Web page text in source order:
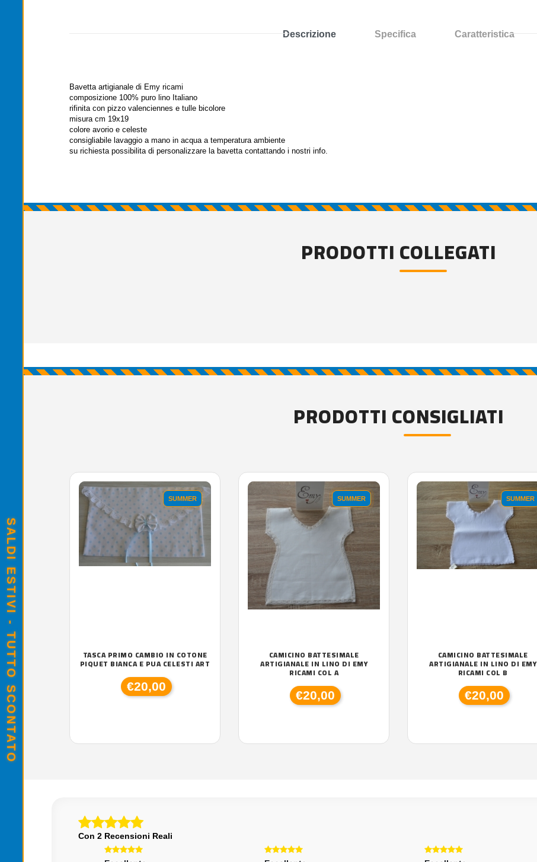
Descrizione Specifica Caratteristica
Bavetta artigianale di Emy ricami
composizione 100% puro lino Italiano
rifinita con pizzo valenciennes e tulle bicolore
misura cm 19x19
colore avorio e celeste
consigliabile lavaggio a mano in acqua a temperatura ambiente
su richiesta possibilita di personalizzare la bavetta contattando i nostri info.
PRODOTTI COLLEGATI
PRODOTTI CONSIGLIATI
SUMMER
TASCA PRIMO CAMBIO IN COTONE
PIQUET BIANCA E PUA CELESTI ART
€20,00
SUMMER
CAMICINO BATTESIMALE
ARTIGIANALE IN LINO DI EMY
RICAMI COL A
€20,00
SUMMER
CAMICINO BATTESIMALE
ARTIGIANALE IN LINO DI EMY
RICAMI COL B
€20,00
Con 2 Recensioni Reali
SALDI ESTIVI - TUTTO SCONTATO